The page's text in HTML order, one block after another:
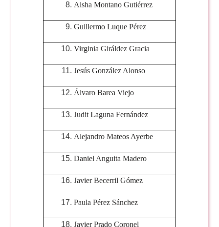
Aisha Montano Gutiérrez
Guillermo Luque Pérez
Virginia Giráldez Gracia
Jesús González Alonso
Álvaro Barea Viejo
Judit Laguna Fernández
Alejandro Mateos Ayerbe
Daniel Anguita Madero
Javier Becerril Gómez
Paula Pérez Sánchez
Javier Prado Coronel